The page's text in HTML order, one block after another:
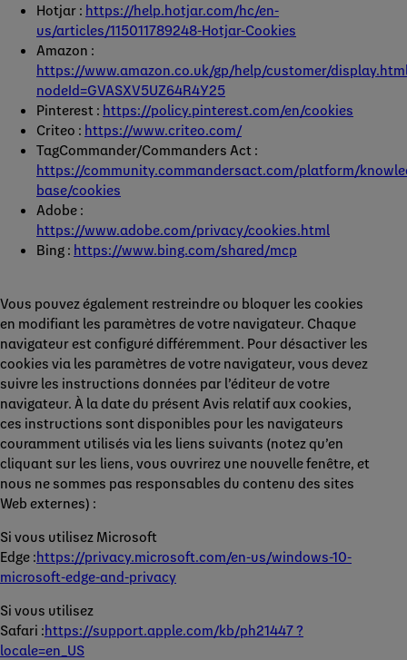
Hotjar : https://help.hotjar.com/hc/en-
us/articles/115011789248-Hotjar-Cookies
Amazon :
https://www.amazon.co.uk/gp/help/customer/
nodeId=GVASXV5UZ64R4Y25
Pinterest : https://policy.pinterest.com/en/cookies
Criteo : https://www.criteo.com/
TagCommander/Commanders Act :
https://community.commandersact.com/platform/
base/cookies
Adobe :
https://www.adobe.com/privacy/cookies.html
Bing : https://www.bing.com/shared/mcp
Vous pouvez également restreindre ou bloquer les cookies
en modifiant les paramètres de votre navigateur. Chaque
navigateur est configuré différemment. Pour désactiver les
cookies via les paramètres de votre navigateur, vous devez
suivre les instructions données par l’éditeur de votre
navigateur. À la date du présent Avis relatif aux cookies,
ces instructions sont disponibles pour les navigateurs
couramment utilisés via les liens suivants (notez qu’en
cliquant sur les liens, vous ouvrirez une nouvelle fenêtre, et
nous ne sommes pas responsables du contenu des sites
Web externes) :
Si vous utilisez Microsoft
Edge :https://privacy.microsoft.com/en-us/windows-10-
microsoft-edge-and-privacy
Si vous utilisez
Safari :https://support.apple.com/kb/ph21447 ?
locale=en_US